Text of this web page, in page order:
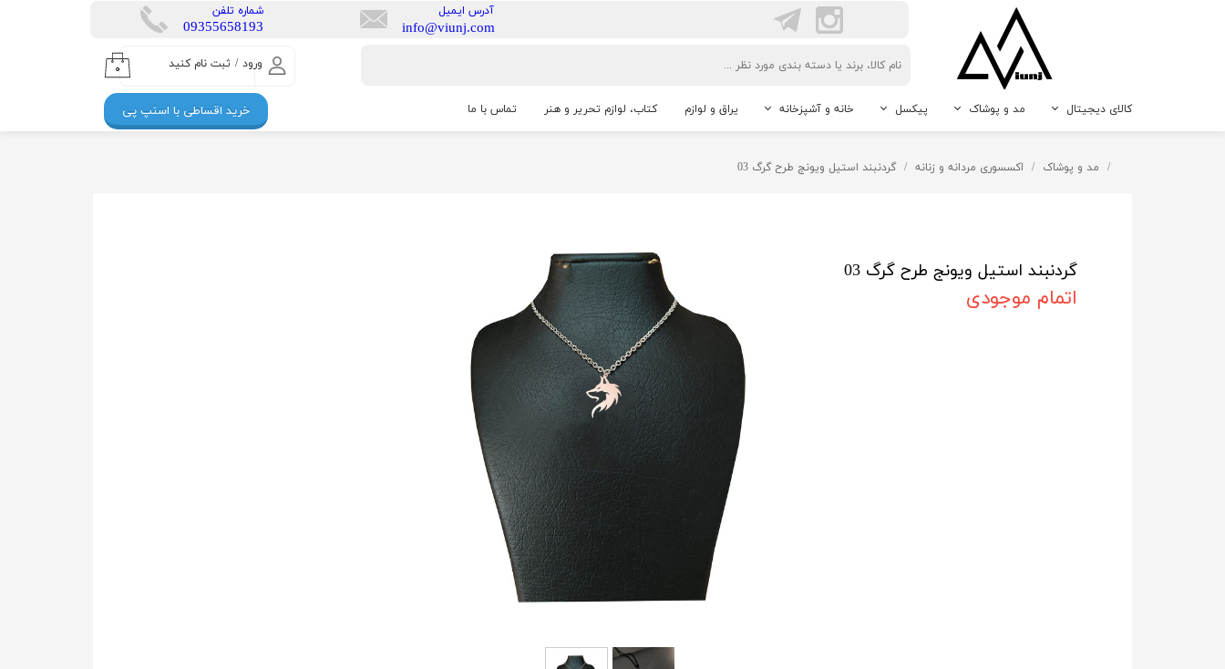
ورود / ثبت نام کنید
حساب کاربری من
تغییر گذر واژه
۰
کالای دیجیتال مد و پوشاک پیکسل خانه و آشپزخانه یراق و لوازم کتاب، لوازم تحریر و هنر تماس با ما
​شماره تلفن
​​09355658193
​آدرس ایمیل
info@viunj.com
خرید اقساطی با اسنپ پی
مد و پوشاک اکسسوری مردانه و زنانه گردنبند استیل ویونج طرح گرگ 03
گردنبند استیل ویونج طرح گرگ 03
اتمام موجودی